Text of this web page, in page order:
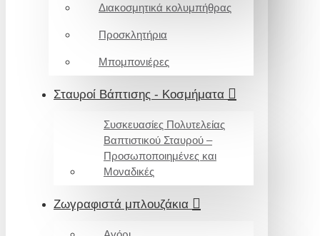
Διακοσμητικά κολυμπήθρας
Προσκλητήρια
Μπομπονιέρες
Σταυροί Βάπτισης - Κοσμήματα
Συσκευασίες Πολυτελείας
Βαπτιστικού Σταυρού –
Προσωποποιημένες και
Μοναδικές
Ζωγραφιστά μπλουζάκια